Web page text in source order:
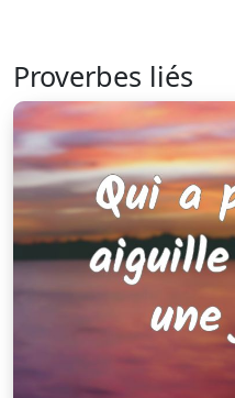
Proverbes liés